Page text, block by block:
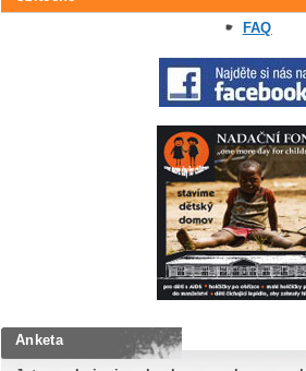
FAQ
Anketa